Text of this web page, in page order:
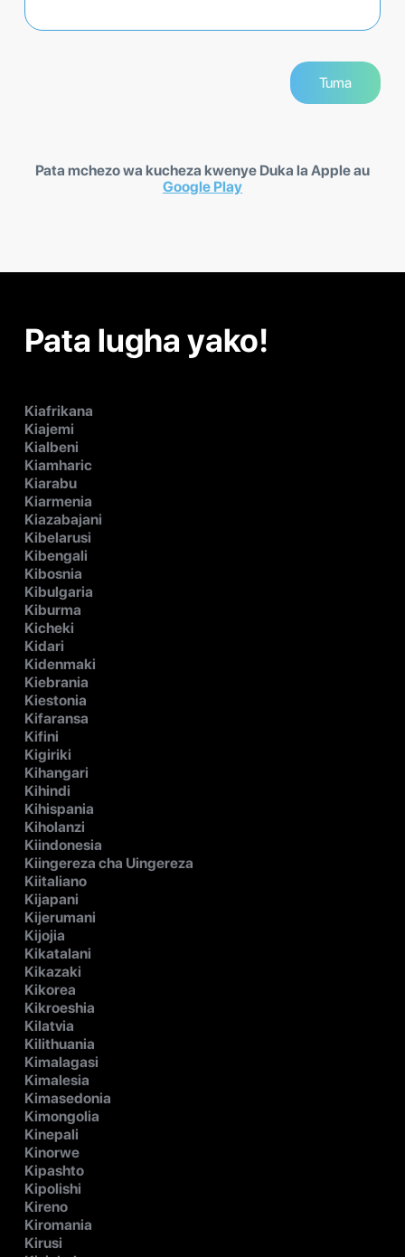
Pata mchezo wa kucheza kwenye Duka la Apple au
Google Play
Pata lugha yako!
Kiafrikana
Kiajemi
Kialbeni
Kiamharic
Kiarabu
Kiarmenia
Kiazabajani
Kibelarusi
Kibengali
Kibosnia
Kibulgaria
Kiburma
Kicheki
Kidari
Kidenmaki
Kiebrania
Kiestonia
Kifaransa
Kifini
Kigiriki
Kihangari
Kihindi
Kihispania
Kiholanzi
Kiindonesia
Kiingereza cha Uingereza
Kiitaliano
Kijapani
Kijerumani
Kijojia
Kikatalani
Kikazaki
Kikorea
Kikroeshia
Kilatvia
Kilithuania
Kimalagasi
Kimalesia
Kimasedonia
Kimongolia
Kinepali
Kinorwe
Kipashto
Kipolishi
Kireno
Kiromania
Kirusi